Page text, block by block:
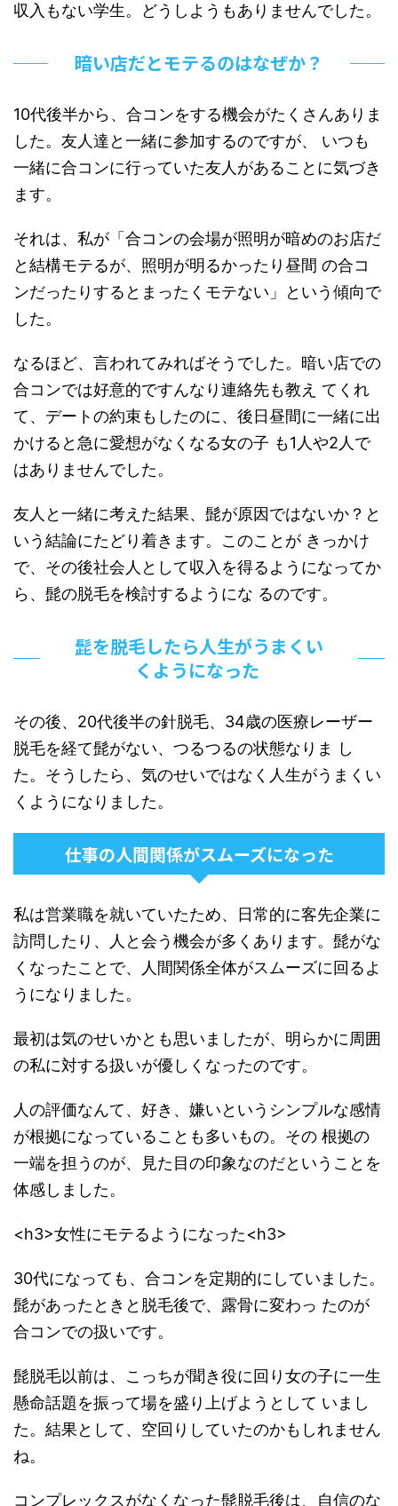
収入もない学生。どうしようもありませんでした。
暗い店だとモテるのはなぜか？
10代後半から、合コンをする機会がたくさんありま
した。友人達と一緒に参加するのですが、 いつも
一緒に合コンに行っていた友人があることに気づき
ます。
それは、私が「合コンの会場が照明が暗めのお店だ
と結構モテるが、照明が明るかったり昼間 の合コ
ンだったりするとまったくモテない」という傾向で
した。
なるほど、言われてみればそうでした。暗い店での
合コンでは好意的ですんなり連絡先も教え てくれ
て、デートの約束もしたのに、後日昼間に一緒に出
かけると急に愛想がなくなる女の子 も1人や2人で
はありませんでした。
友人と一緒に考えた結果、髭が原因ではないか？と
いう結論にたどり着きます。このことが きっかけ
で、その後社会人として収入を得るようになってか
ら、髭の脱毛を検討するようにな るのです。
髭を脱毛したら人生がうまくい
くようになった
その後、20代後半の針脱毛、34歳の医療レーザー
脱毛を経て髭がない、つるつるの状態なりま し
た。そうしたら、気のせいではなく人生がうまくい
くようになりました。
仕事の人間関係がスムーズになった
私は営業職を就いていたため、日常的に客先企業に
訪問したり、人と会う機会が多くあります。髭がな
くなったことで、人間関係全体がスムーズに回るよ
うになりました。
最初は気のせいかとも思いましたが、明らかに周囲
の私に対する扱いが優しくなったのです。
人の評価なんて、好き、嫌いというシンプルな感情
が根拠になっていることも多いもの。その 根拠の
一端を担うのが、見た目の印象なのだということを
体感しました。
<h3>女性にモテるようになった<h3>
30代になっても、合コンを定期的にしていました。
髭があったときと脱毛後で、露骨に変わっ たのが
合コンでの扱いです。
髭脱毛以前は、こっちが聞き役に回り女の子に一生
懸命話題を振って場を盛り上げようとして いまし
た。結果として、空回りしていたのかもしれません
ね。
コンプレックスがなくなった髭脱毛後は、自信のな